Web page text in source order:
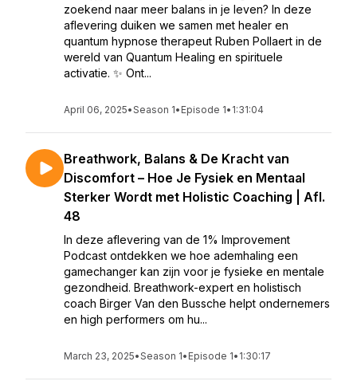
zoekend naar meer balans in je leven? In deze
aflevering duiken we samen met healer en
quantum hypnose therapeut Ruben Pollaert in de
wereld van Quantum Healing en spirituele
activatie. ✨ Ont...
April 06, 2025•Season 1• Episode 1• 1:31:04
Breathwork, Balans & De Kracht van
Discomfort – Hoe Je Fysiek en Mentaal
Sterker Wordt met Holistic Coaching | Afl.
48
In deze aflevering van de 1% Improvement
Podcast ontdekken we hoe ademhaling een
gamechanger kan zijn voor je fysieke en mentale
gezondheid. Breathwork-expert en holistisch
coach Birger Van den Bussche helpt ondernemers
en high performers om hu...
March 23, 2025•Season 1• Episode 1• 1:30:17